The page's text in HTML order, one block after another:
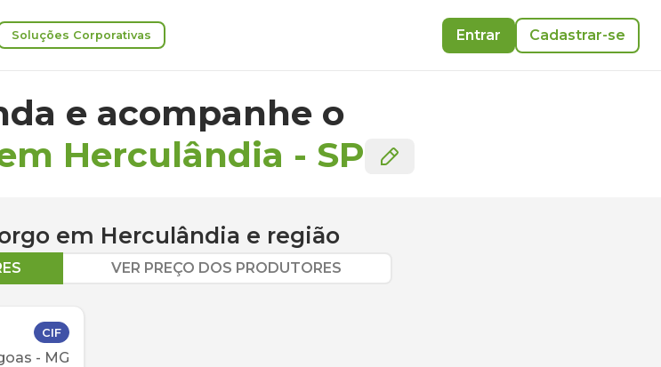
Soluções Corporativas Entrar Cadastrar-se
e acompanhe o
Herculândia - SP
em Herculândia e região
VER PREÇO DOS PRODUTORES
CIF
- MG